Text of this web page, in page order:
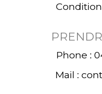
Phone :
Mail :